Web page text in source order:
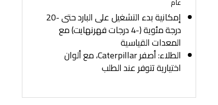
عام
إمكانية بدء التشغيل على البارد حتى -20
درجة مئوية (-4 درجات فهرنهايت) مع
المعدات القياسية
الطلاء: أصفر Caterpillar، مع ألوان
اختيارية تتوفر عند الطلب